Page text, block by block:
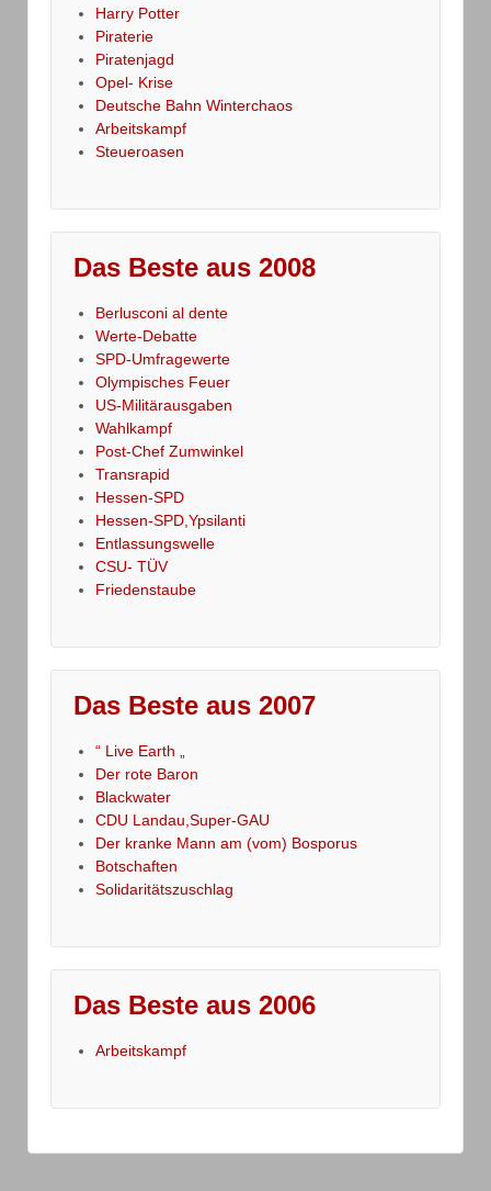
Harry Potter
Piraterie
Piratenjagd
Opel- Krise
Deutsche Bahn Winterchaos
Arbeitskampf
Steueroasen
Das Beste aus 2008
Berlusconi al dente
Werte-Debatte
SPD-Umfragewerte
Olympisches Feuer
US-Militärausgaben
Wahlkampf
Post-Chef Zumwinkel
Transrapid
Hessen-SPD
Hessen-SPD,Ypsilanti
Entlassungswelle
CSU- TÜV
Friedenstaube
Das Beste aus 2007
“ Live Earth „
Der rote Baron
Blackwater
CDU Landau,Super-GAU
Der kranke Mann am (vom) Bosporus
Botschaften
Solidaritätszuschlag
Das Beste aus 2006
Arbeitskampf